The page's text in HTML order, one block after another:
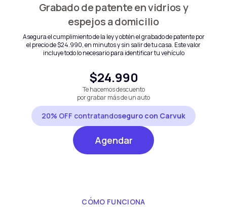
Grabado de patente en vidrios y
espejos a domicilio
Asegura el cumplimiento de la ley y obtén el grabado de patente por
el precio de$24.990, en minutos y sin salir de tu casa. Este valor
incluye todo lo necesario para identificar tu vehículo
$24.990
Te hacemos descuento
por grabar más de un auto
20% OFF contratandoseguro con Carvuk
Agendar
CÓMO FUNCIONA